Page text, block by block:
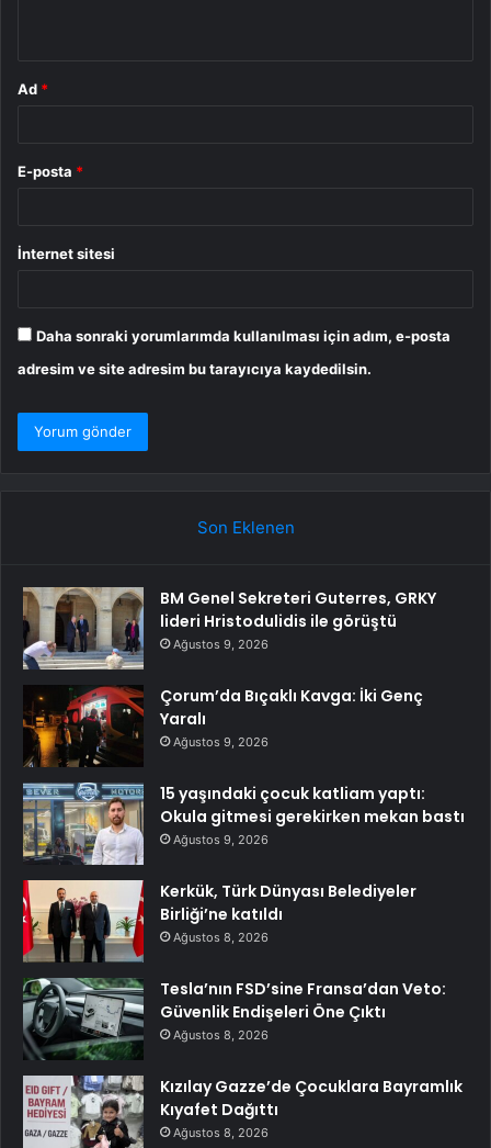
Ad *
E-posta *
İnternet sitesi
Daha sonraki yorumlarımda kullanılması için adım, e-posta
adresim ve site adresim bu tarayıcıya kaydedilsin.
Son Eklenen
BM Genel Sekreteri Guterres, GRKY
lideri Hristodulidis ile görüştü
Ağustos 9, 2026
Çorum’da Bıçaklı Kavga: İki Genç
Yaralı
Ağustos 9, 2026
15 yaşındaki çocuk katliam yaptı:
Okula gitmesi gerekirken mekan bastı
Ağustos 9, 2026
Kerkük, Türk Dünyası Belediyeler
Birliği’ne katıldı
Ağustos 8, 2026
Tesla’nın FSD’sine Fransa’dan Veto:
Güvenlik Endişeleri Öne Çıktı
Ağustos 8, 2026
Kızılay Gazze’de Çocuklara Bayramlık
Kıyafet Dağıttı
Ağustos 8, 2026